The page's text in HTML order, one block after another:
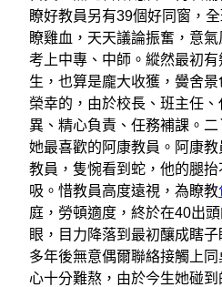
瞭好教員另有39個好同窗，
瞭雞血，天天議論振奮，意
考上中專、中師。縱然最初
生，也算是龐大收獲，黌舍
榮幸的，由於校長、班主任
異、精心負責、任務補課。
她最喜歡的阿康教員。阿康
教員，隻惋看到蛇，他的腿
吸。惜教員高度遠視，為瞭教
庭，勞頓適度，終於在40出
眼，目力降落到最初釀成瞎
多年後無意偶爾聯絡接觸上
心十分難熬，由於今生她碰